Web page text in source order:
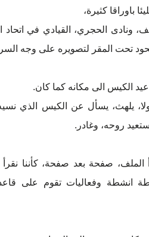
باوراقا كثيرة،
ونادى الحجري، القيادي في اتحاد
تحت المقر لتصويره على وجه
الكيس الى مكانه كما كان.
يلهث، يسأل عن الكيس الذي
روحه، وغادر.
الملف، صفحة بعد صفحة، كأننا
انشطة وفعاليات تقوم على